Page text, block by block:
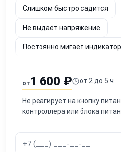
Слишком быстро садится
Не выдаёт напряжение
Постоянно мигает индикатор
Срабатывает защита
Не включается после
от 1 600 ₽ от 2 до 5 ч
Не реагирует на кнопку
контроллера или блока